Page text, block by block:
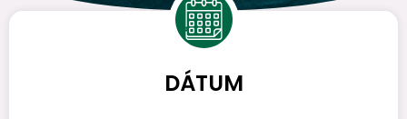
DÁTUM